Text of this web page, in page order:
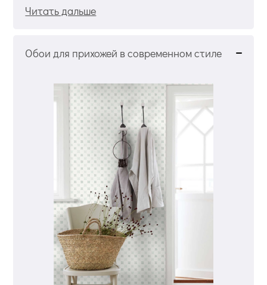
Читать дальше
Обои для прихожей в современном стиле